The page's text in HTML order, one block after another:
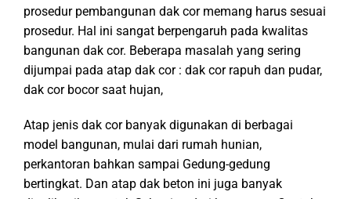
prosedur pembangunan dak cor memang harus sesuai
prosedur. Hal ini sangat berpengaruh pada kwalitas
bangunan dak cor. Beberapa masalah yang sering
dijumpai pada atap dak cor : dak cor rapuh dan pudar,
dak cor bocor saat hujan,
Atap jenis dak cor banyak digunakan di berbagai
model bangunan, mulai dari rumah hunian,
perkantoran bahkan sampai Gedung-gedung
bertingkat. Dan atap dak beton ini juga banyak